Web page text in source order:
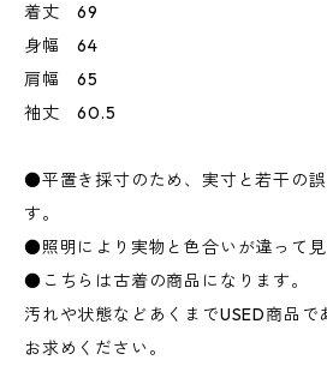
着丈 69
身幅 64
肩幅 65
袖丈 60.5
●平置き採寸のため、実寸と若干の
す。
●照明により実物と色合いが違って見
●こちらは古着の商品になります。
汚れや状態などあくまでUSED商品
お求めください。